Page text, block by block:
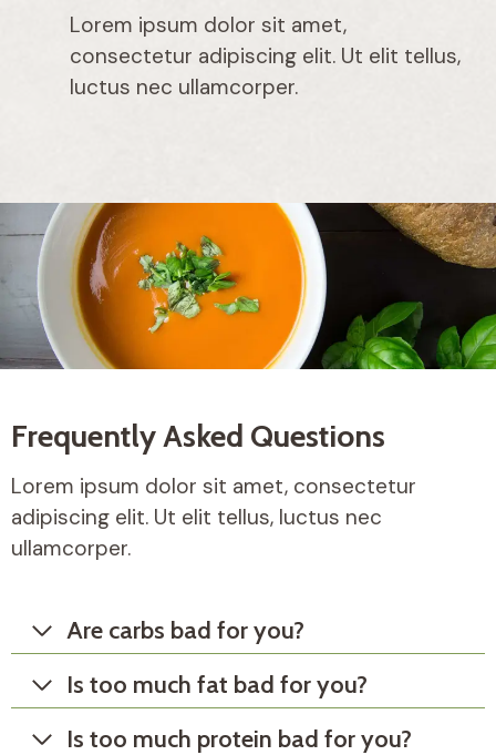
Lorem ipsum dolor sit amet,
consectetur adipiscing elit. Ut elit tellus,
luctus nec ullamcorper.
Frequently Asked Questions
Lorem ipsum dolor sit amet, consectetur
adipiscing elit. Ut elit tellus, luctus nec
ullamcorper.
Are carbs bad for you?
Is too much fat bad for you?
Is too much protein bad for you?